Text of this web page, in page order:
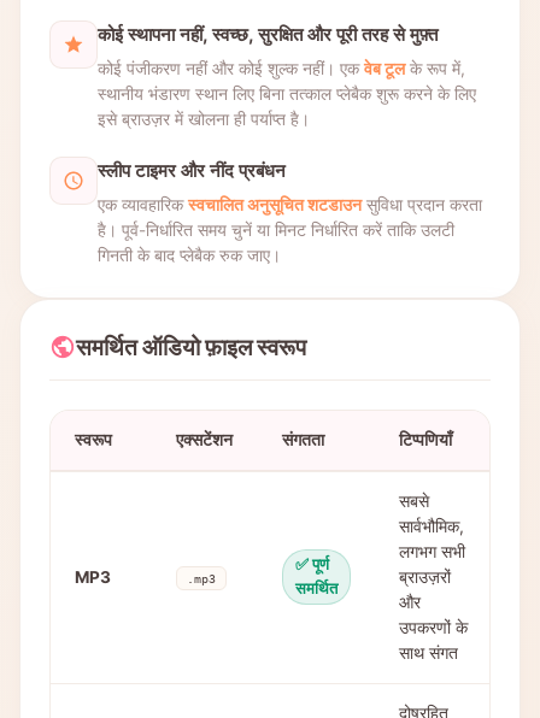
कोई स्थापना नहीं, स्वच्छ, सुरक्षित और पूरी तरह से मुफ़्त
कोई पंजीकरण नहीं और कोई शुल्क नहीं। एकवेब टूलके रूप में,
स्थानीय भंडारण स्थान लिए बिना तत्काल प्लेबैक शुरू करने के लिए
इसे ब्राउज़र में खोलना ही पर्याप्त है।
स्लीप टाइमर और नींद प्रबंधन
एक व्यावहारिकस्वचालित अनुसूचित शटडाउनसुविधा प्रदान करता
है। पूर्व-निर्धारित समय चुनें या मिनट निर्धारित करें ताकि उलटी
गिनती के बाद प्लेबैक रुक जाए।
समर्थित ऑडियो फ़ाइल स्वरूप
स्वरूप एक्सटेंशन संगतता टिप्पणियाँ
MP3 .mp3
✅ पूर्ण
समर्थित
सबसे
सार्वभौमिक,
लगभग सभी
ब्राउज़रों
और
उपकरणों के
साथ संगत
दोषरहित